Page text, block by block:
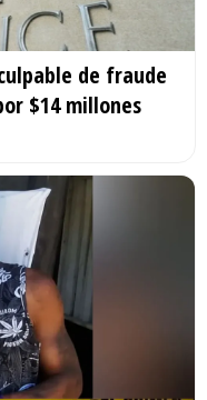
de fraude
$14 millones